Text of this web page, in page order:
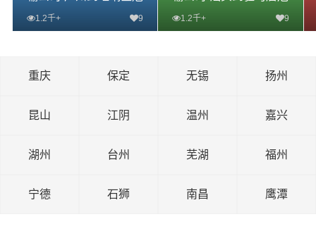
峒区危险品专线
1.2千+ 9
马店危险品专线
1.2千+ 9
重庆 保定 无锡 扬州
昆山 江阴 温州 嘉兴
湖州 台州 芜湖 福州
宁德 石狮 南昌 鹰潭